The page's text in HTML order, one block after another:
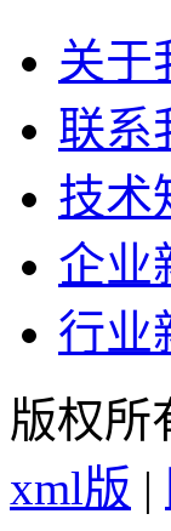
关于
联系
技术
企业
行业
版权所
xml版 |